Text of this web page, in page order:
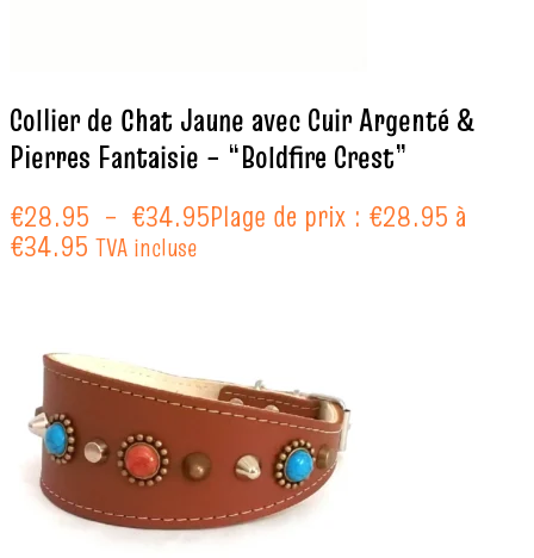
Collier de Chat Jaune avec Cuir Argenté &
Pierres Fantaisie – “Boldfire Crest”
€28.95 – €34.95Plage de prix : €28.95 à
€34.95 TVA incluse